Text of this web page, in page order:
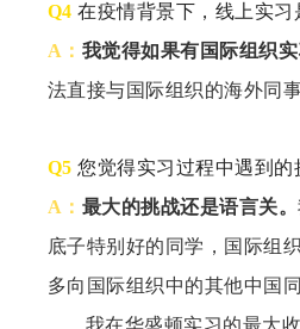
Q4在疫情背景下，线上实习
A： 我觉得如果有国际组织
法直接与国际组织的海外同
Q5您觉得实习过程中遇到
A： 最大的挑战还是语言关。
底子特别好的同学，国际组
多向国际组织中的其他中国
我在华盛顿实习的最大收